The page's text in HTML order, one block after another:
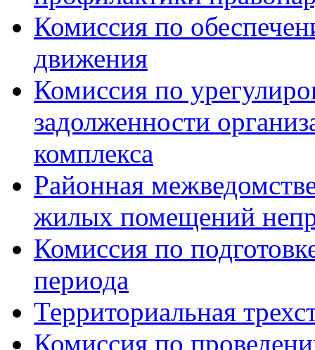
Комиссия по
движения
Комиссия по
задолженности
комплекса
Районная
жилых помещений
Комиссия по
периода
Территориальная
Комиссия по